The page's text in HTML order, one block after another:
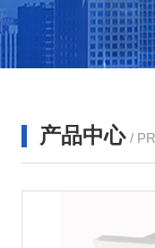
产品中心 /